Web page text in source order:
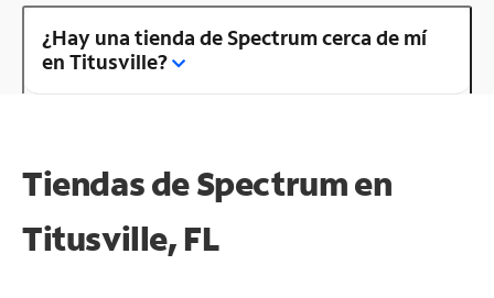
¿Hay una tienda de Spectrum cerca de mí
en Titusville?
Tiendas de Spectrum en
Titusville, FL